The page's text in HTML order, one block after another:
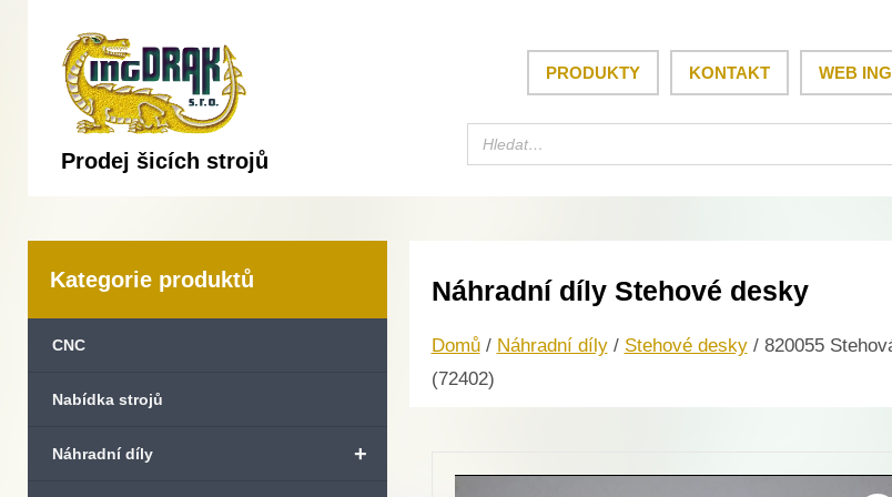
Prodej šicích strojů
PRODUKTY KONTAKT WEB
Kategorie produktů
CNC
Nabídka strojů
+
Náhradní díly
Náhradní díly Stehové desky
Domů/ Náhradní díly/ Stehové desky/ 820055
(72402)